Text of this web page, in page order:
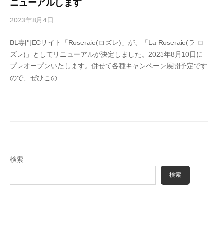
ニューアルします
2023年8月4日
本
番
管
理
BL専門ECサイト「Roseraie(ロズレ)」が、「La Roseraie(ラ ロ
ズレ)」としてリニューアルが決定しました。2023年8月10日に
プレオープンいたします。併せて各種キャンペーン展開予定です
ので、ぜひこの...
検索
検索